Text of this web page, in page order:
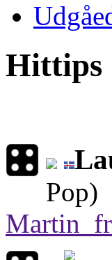
Hittips
Pop)